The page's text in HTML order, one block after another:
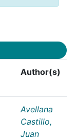
Author(s)
Avellana
Castillo,
Juan